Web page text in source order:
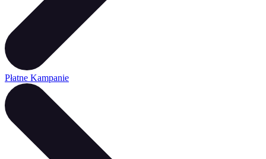
Płatne Kampanie